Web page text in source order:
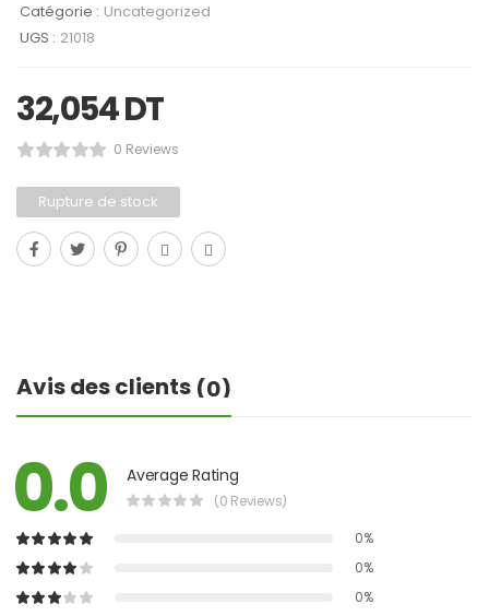
Catégorie : Uncategorized
UGS : 21018
32,054DT
0 Reviews
Rupture de stock
Avis des clients (0)
0.0 Average Rating
(0 Reviews)
0%
0%
0%